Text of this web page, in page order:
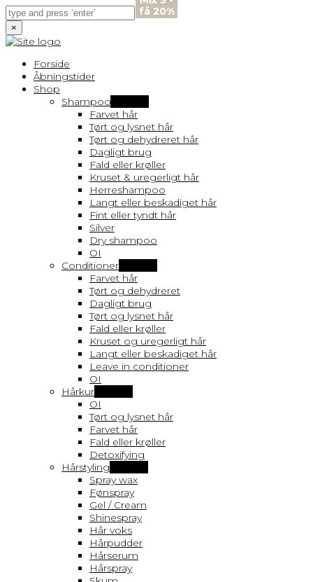
×
Forside
Åbningstider
Shop
Shampoo
Farvet hår
Tørt og lysnet hår
Tørt og dehydreret hår
Dagligt brug
Fald eller krøller
Kruset & uregerligt hår
Herreshampoo
Langt eller beskadiget hår
Fint eller tyndt hår
Silver
Dry shampoo
OI
Conditioner
Farvet hår
Tørt og dehydreret
Dagligt brug
Tørt og lysnet hår
Fald eller krøller
Kruset og uregerligt hår
Langt eller beskadiget hår
Leave in conditioner
OI
Hårkur
OI
Tørt og lysnet hår
Farvet hår
Fald eller krøller
Detoxifying
Hårstyling
Spray wax
Fønspray
Gel / Cream
Shinespray
Hår voks
Hårpudder
Hårserum
Hårspray
få 20%
få 20%
få 20%
få 20%